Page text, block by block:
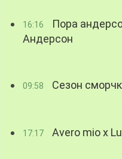
16:16
Пора
Андерсон
09:58 Сезон
17:17 Avero mio x